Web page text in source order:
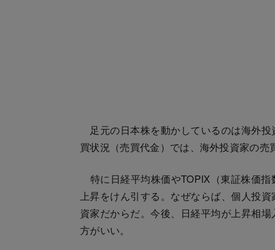
足元の日本株を動かしているのは海外
買状況（売買代金）では、海外投資家の売
特に日経平均株価やTOPIX（東証株価
上昇をけん引する。なぜならば、個人投
資家だからだ。今後、日経平均が上昇相
方がいい。